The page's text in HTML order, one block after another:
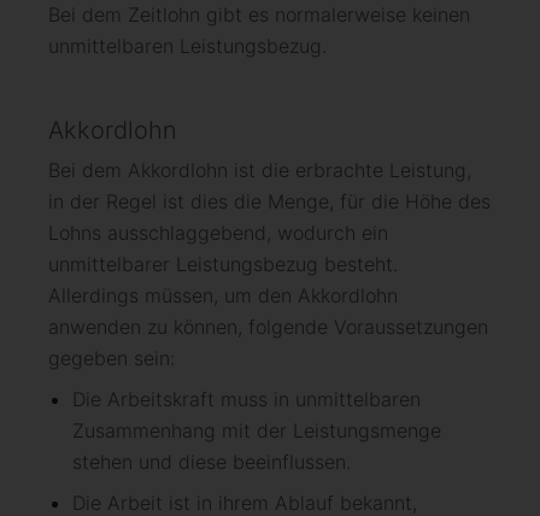
Bei dem Zeitlohn gibt es normalerweise keinen
unmittelbaren Leistungsbezug.
Akkordlohn
Bei dem Akkordlohn ist die erbrachte Leistung,
in der Regel ist dies die Menge, für die Höhe des
Lohns ausschlaggebend, wodurch ein
unmittelbarer Leistungsbezug besteht.
Allerdings müssen, um den Akkordlohn
anwenden zu können, folgende Voraussetzungen
gegeben sein:
Die Arbeitskraft muss in unmittelbaren
Zusammenhang mit der Leistungsmenge
stehen und diese beeinflussen.
Die Arbeit ist in ihrem Ablauf bekannt,